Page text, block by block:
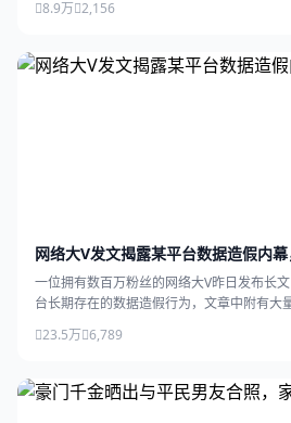
8.9万 2,156
网络大V发文揭露某平台数据造假内
一位拥有数百万粉丝的网络大V昨日发布长
台长期存在的数据造假行为，文章中附有大
23.5万 6,789